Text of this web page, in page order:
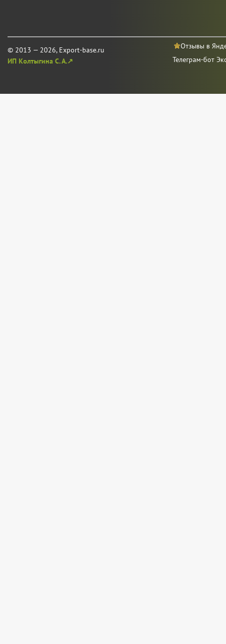
© 2013 — 2026, Export-base.ru
ИП Колтыгина С. А.↗
Отзывы в
Телеграм-бот